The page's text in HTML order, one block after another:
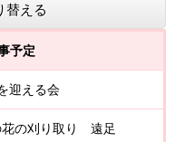
替える
予定
迎える会
の刈り取り 遠足